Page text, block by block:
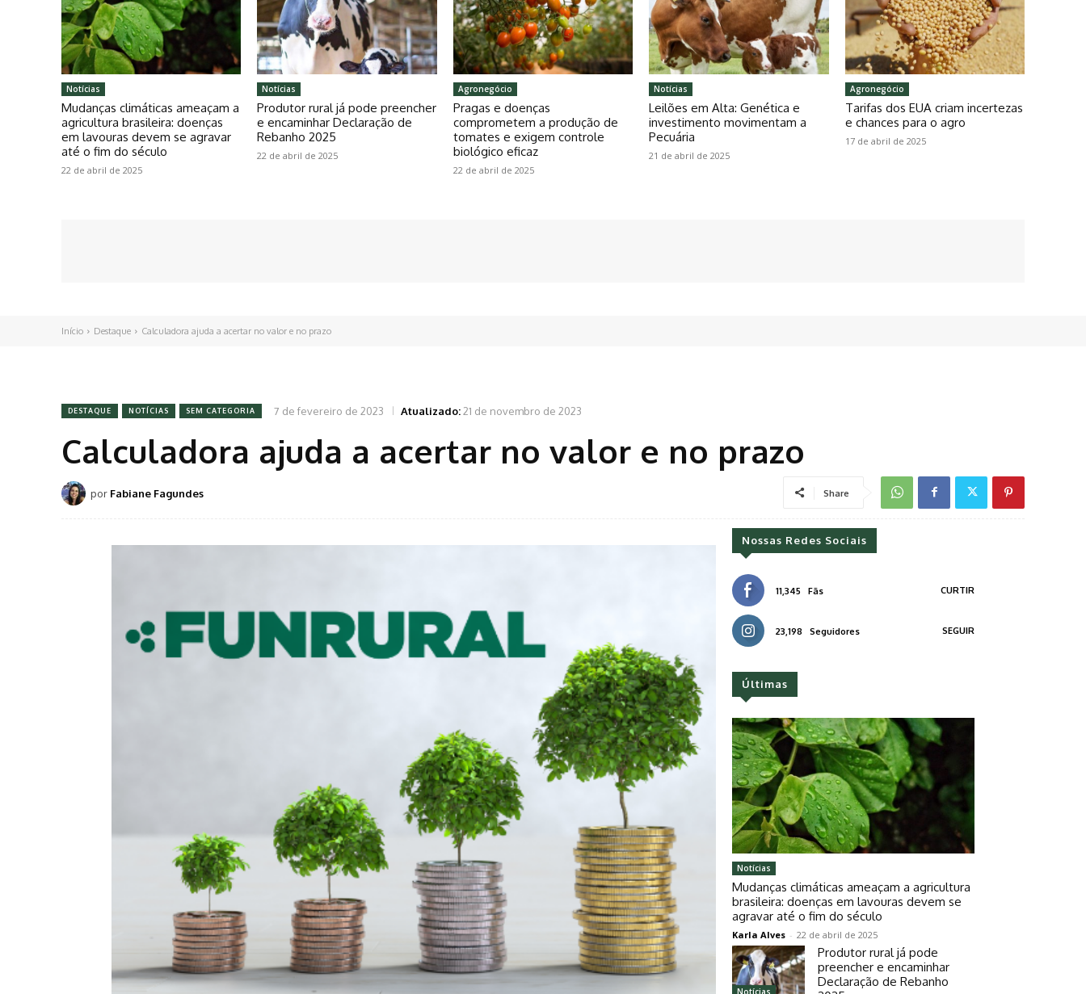
Notícias
Mudanças climáticas ameaçam a
agricultura brasileira: doenças
em lavouras devem se agravar
até o fim do século
22 de abril de 2025
Notícias
Produtor rural já pode preencher
e encaminhar Declaração de
Rebanho 2025
22 de abril de 2025
Agronegócio
Pragas e doenças
comprometem a produção de
tomates e exigem controle
biológico eficaz
22 de abril de 2025
Notícias
Leilões em Alta: Genética e
investimento movimentam a
Pecuária
21 de abril de 2025
Agronegócio
Tarifas dos EUA criam incertezas
e chances para o agro
17 de abril de 2025